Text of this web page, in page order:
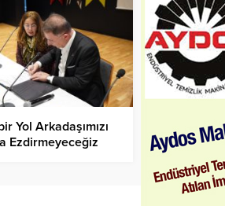
Yol Arkadaşımızı
Ezdirmeyeceğiz